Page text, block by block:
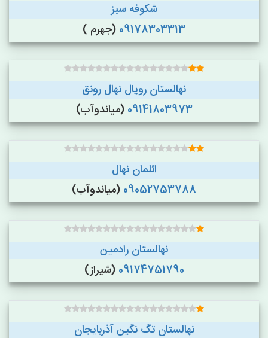
شکوفه سبز
09178303313 (جهرم )
نهالستان رویال نهال رونق
09141803973 (میاندوآب)
ائلمان نهال
09052753788 (میاندوآب)
نهالستان رادمین
09174751790 (شیراز)
نهالستان تگ نگین آذربایجان